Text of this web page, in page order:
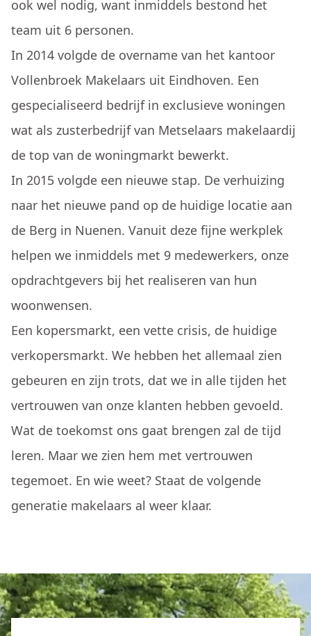
ook wel nodig, want inmiddels bestond het
team uit 6 personen.
In 2014 volgde de overname van het kantoor
Vollenbroek Makelaars uit Eindhoven. Een
gespecialiseerd bedrijf in exclusieve woningen
wat als zusterbedrijf van Metselaars makelaardij
de top van de woningmarkt bewerkt.
In 2015 volgde een nieuwe stap. De verhuizing
naar het nieuwe pand op de huidige locatie aan
de Berg in Nuenen. Vanuit deze fijne werkplek
helpen we inmiddels met 9 medewerkers, onze
opdrachtgevers bij het realiseren van hun
woonwensen.
Een kopersmarkt, een vette crisis, de huidige
verkopersmarkt. We hebben het allemaal zien
gebeuren en zijn trots, dat we in alle tijden het
vertrouwen van onze klanten hebben gevoeld.
Wat de toekomst ons gaat brengen zal de tijd
leren. Maar we zien hem met vertrouwen
tegemoet. En wie weet? Staat de volgende
generatie makelaars al weer klaar.